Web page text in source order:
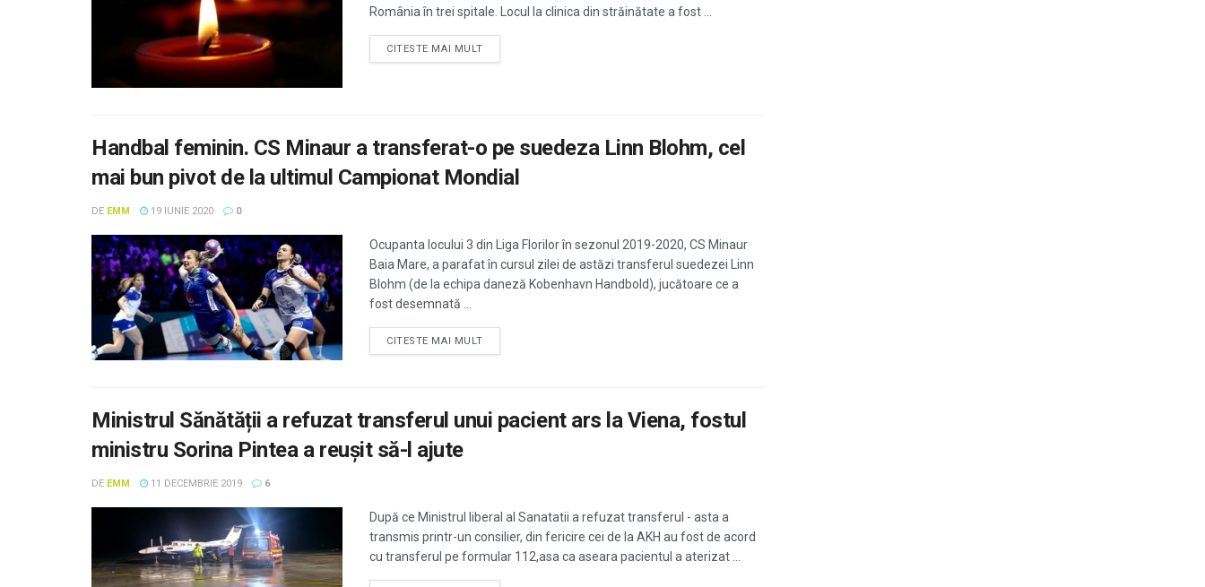
România în trei spitale. Locul la clinica din străinătate a fost ...
CITESTE MAI MULT
Handbal feminin. CS Minaur a transferat-o pe suedeza Linn Blohm, cel
mai bun pivot de la ultimul Campionat Mondial
DE EMM 19 IUNIE 2020 0
Ocupanta locului 3 din Liga Florilor în sezonul 2019-2020, CS Minaur
Baia Mare, a parafat în cursul zilei de astăzi transferul suedezei Linn
Blohm (de la echipa daneză Kobenhavn Handbold), jucătoare ce a
fost desemnată ...
CITESTE MAI MULT
Ministrul Sănătății a refuzat transferul unui pacient ars la Viena, fostul
ministru Sorina Pintea a reușit să-l ajute
DE EMM 11 DECEMBRIE 2019 6
După ce Ministrul liberal al Sanatatii a refuzat transferul - asta a
transmis printr-un consilier, din fericire cei de la AKH au fost de acord
cu transferul pe formular 112,asa ca aseara pacientul a aterizat ...